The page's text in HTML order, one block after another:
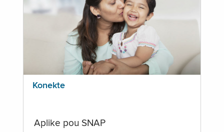
Konekte
Aplike pou SNAP